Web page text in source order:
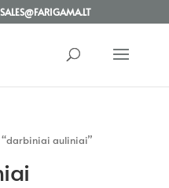
SALES@FARIGAMA.LT
auliniai”